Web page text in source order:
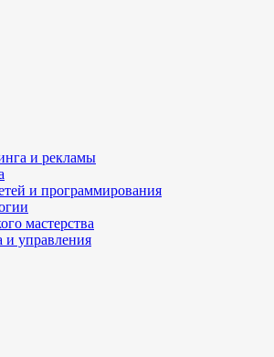
и рекламы
и программирования
мастерства
и управления